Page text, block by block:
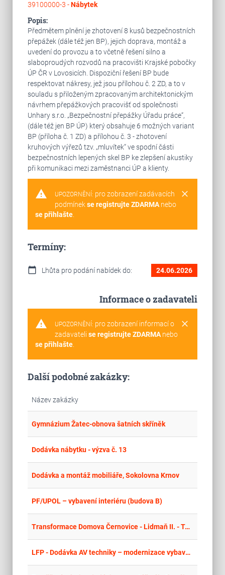
39100000-3 -Nábytek
Popis:
Předmětem plnění je zhotovení 8 kusů bezpečnostních
přepážek (dále též jen BP), jejich doprava, montáž a
uvedení do provozu a to včetně řešení silno a
slaboproudých rozvodů na pracovišti Krajské pobočky
ÚP ČR v Lovosicích. Dispoziční řešení BP bude
respektovat nákresy, jež jsou přílohou č. 2 ZD, a to v
souladu s přiloženým zpracovaným architektonickým
návrhem přepážkových pracovišť od společnosti
Unhary s.r.o. „Bezpečnostní přepážky Úřadu práce“,
(dále též jen BP ÚP) který obsahuje 6 možných variant
BP (příloha č. 1 ZD) a přílohou č. 3 - zhotovení
kruhových výřezů tzv. „mluvítek“ ve spodní části
bezpečnostních lepených skel BP ke zlepšení akustiky
při komunikaci mezi zaměstnanci ÚP a klienty.
warning clear
UPOZORNĚNÍ: pro zobrazení zadávacích
podmínekse registrujte ZDARMAnebo
se přihlašte.
Termíny:
calendar_today Lhůta pro podání nabídek do: 24.06.2026
Informace o zadavateli
warning clear
UPOZORNĚNÍ: pro zobrazení informací o
zadavateli se registrujte ZDARMAnebo
se přihlašte.
Další podobné zakázky:
Název zakázky
Gymnázium Žatec-obnova šatních skříněk
Dodávka nábytku - výzva č. 13
Dodávka a montáž mobiliáře, Sokolovna Krnov
PF/UPOL – vybavení interiéru (budova B)
Transformace Domova Černovice - Lidmaň II. - Telč - nábytkové vybavení
LFP - Dodávka AV techniky – modernizace vybavení výukových prostor U2